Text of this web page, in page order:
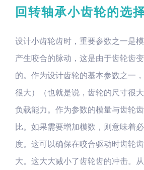
回转轴承小齿轮的选
设计小齿轮齿时，重要参数之一是
产生咬合的脉动，这是由于齿轮齿
的。作为设计齿轮的基本参数之一
很大）（也就是说，齿轮的尺寸很
负载能力。作为参数的模量与齿轮
比。如果需要增加模数，则意味着
度。这可以确保在咬合驱动时齿轮
大。这大大减小了齿轮齿的冲击。